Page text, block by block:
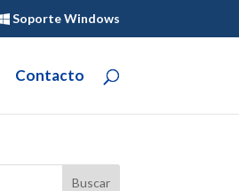
Soporte Windows
Contacto